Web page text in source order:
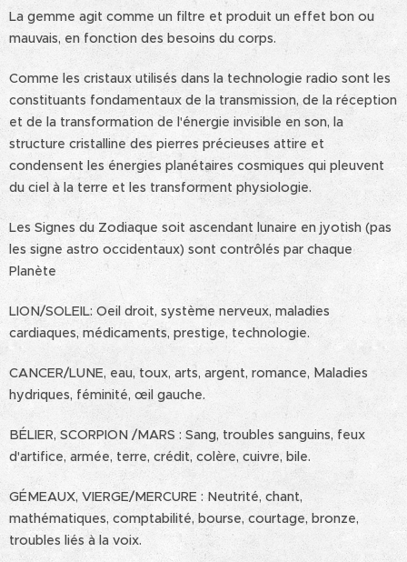
La gemme agit comme un filtre et produit un effet bon ou
mauvais, en fonction des besoins du corps.
Comme les cristaux utilisés dans la technologie radio sont les
constituants fondamentaux de la transmission, de la réception
et de la transformation de l'énergie invisible en son, la
structure cristalline des pierres précieuses attire et
condensent les énergies planétaires cosmiques qui pleuvent
du ciel à la terre et les transforment physiologie.
Les Signes du Zodiaque soit ascendant lunaire en jyotish (pas
les signe astro occidentaux) sont contrôlés par chaque
Planète
LION/SOLEIL: Oeil droit, système nerveux, maladies
cardiaques, médicaments, prestige, technologie.
CANCER/LUNE, eau, toux, arts, argent, romance, `Maladies
hydriques, féminité, œil gauche.
BÉLIER, SCORPION /MARS : Sang, troubles sanguins, feux
d'artifice, armée, terre, crédit, colère, cuivre, bile.
GÉMEAUX, VIERGE/MERCURE : Neutrité, chant,
mathématiques, comptabilité, bourse, courtage, bronze,
troubles liés à la voix.